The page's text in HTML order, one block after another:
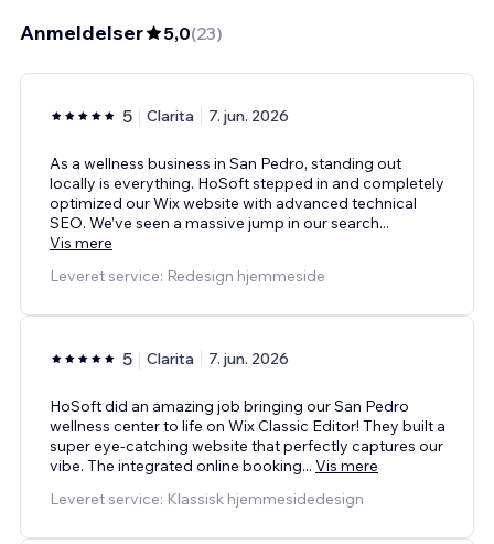
Anmeldelser 5,0(23)
5 Clarita 7. jun. 2026
As a wellness business in San Pedro, standing out
locally is everything. HoSoft stepped in and completely
optimized our Wix website with advanced technical
SEO. We’ve seen a massive jump in our search...
Vis mere
Leveret service: Redesign hjemmeside
5 Clarita 7. jun. 2026
HoSoft did an amazing job bringing our San Pedro
wellness center to life on Wix Classic Editor! They built a
super eye-catching website that perfectly captures our
vibe. The integrated online booking... Vis mere
Leveret service: Klassisk hjemmesidedesign